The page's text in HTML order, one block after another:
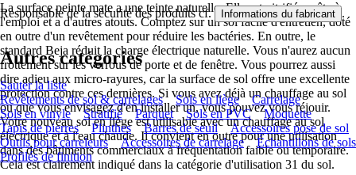
La surface peinte mate a une teinte naturelle. Elle est vitrifiée prête à
l'emploi et a d'autres atouts. Comptez sur un sol facile d'entretien, doté
en outre d'un revêtement pour réduire les bactéries. En outre, le
standard Beja réduit la charge électrique naturelle. Vous n'aurez aucun
frottement sur les verrous de porte et de fenêtre. Vous pourrez aussi
dire adieu aux micro-rayures, car la surface de sol offre une excellente
protection contre ces dernières. Si vous avez déjà un chauffage au sol
ou que vous envisagez d'en installer un, vous pouvez vous réjouir.
Votre nouveau sol en liège est utilisable avec un chauffage au sol
électrique et à l'eau chaude. Il convient en outre pour une utilisation
dans des bâtiments commerciaux à fréquentation faible ou temporaire.
Cela est clairement indiqué dans la catégorie d'utilisation 31 du sol.
Responsable de la sécurité des produits cf. Informations du fabricant .
Autres catégories
Sauter la liste
Revêtements de sol & carrelages
Sols en liège
Carrelage
Sols en vinyle
Stratifié Parquet Sols en PVC
Moquette
Tapis de pierres
Plinthes Barres de seuil
Accessoires pose de sol
Outils pour carreleurs
Accessoires de carrelage
Échantillons de sols
Profilés de finition